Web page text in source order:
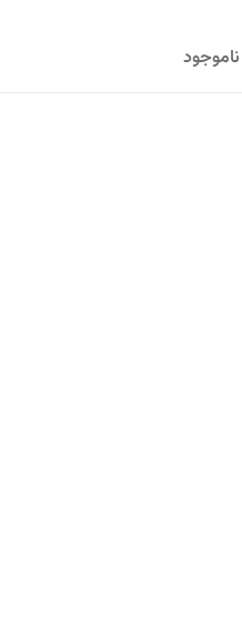
ناموجود